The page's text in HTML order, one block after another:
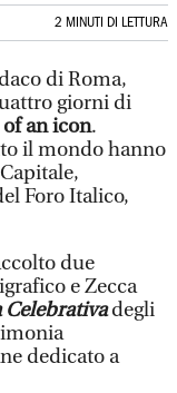
2 MINUTI DI LETTURA
di Roma,
giorni di
of an icon.
il mondo hanno
Foro Italico,
due
e Zecca
Celebrativadegli
dedicato a